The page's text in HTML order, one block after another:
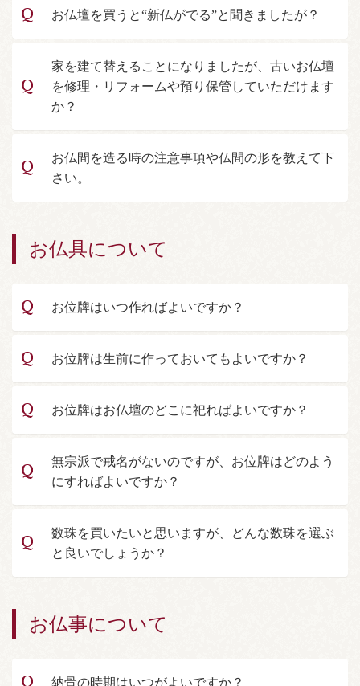
お仏壇を買うと“新仏がでる”と聞きましたが？
家を建て替えることになりましたが、古いお仏壇
を修理・リフォームや預り保管していただけます
か？
お仏間を造る時の注意事項や仏間の形を教えて下
さい。
お仏具について
お位牌はいつ作ればよいですか？
お位牌は生前に作っておいてもよいですか？
お位牌はお仏壇のどこに祀ればよいですか？
無宗派で戒名がないのですが、お位牌はどのよう
にすればよいですか？
数珠を買いたいと思いますが、どんな数珠を選ぶ
と良いでしょうか？
お仏事について
納骨の時期はいつがよいですか？